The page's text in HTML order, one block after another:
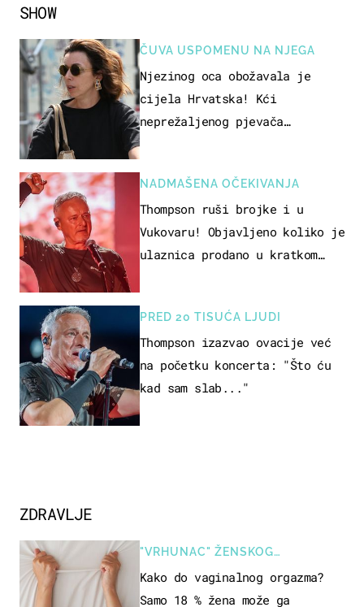
SHOW
ČUVA USPOMENU NA NJEGA
Njezinog oca obožavala je
cijela Hrvatska! Kći
neprežaljenog pjevača
NADMAŠENA OČEKIVANJA
Thompson ruši brojke i u
Vukovaru! Objavljeno koliko je
ulaznica prodano u kratkom
PRED 20 TISUĆA LJUDI
Thompson izazvao ovacije već
na početku koncerta: "Što ću
kad sam slab..."
ZDRAVLJE
"VRHUNAC" ŽENSKOG
SEKSUALNOG ISKUSTVA
Kako do vaginalnog orgazma?
Samo 18 % žena može ga